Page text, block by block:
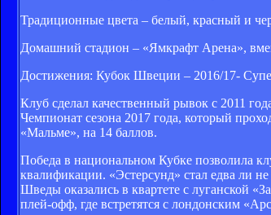
Традиционные цвета – белый, красный и
Домашний стадион – «Ямкрафт Арена»,
Достижения: Кубок Швеции – 2016/17-
Клуб сделал качественный рывок с 2011
Чемпионат сезона 2017 года, который
«Мальме», на 14 баллов.
Победа в национальном Кубке позволила
квалификации. «Эстерсунд» стал едва ли
Шведы оказались в квартете с луганской
плей-офф, где встретятся с лондонским